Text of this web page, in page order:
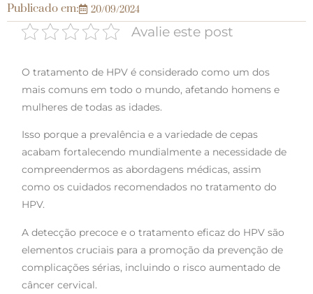
Publicado em: 20/09/2024
Avalie este post
O tratamento de HPV é considerado como um dos
mais comuns em todo o mundo, afetando homens e
mulheres de todas as idades.
Isso porque a prevalência e a variedade de cepas
acabam fortalecendo mundialmente a necessidade de
compreendermos as abordagens médicas, assim
como os cuidados recomendados no tratamento do
HPV.
A detecção precoce e o tratamento eficaz do HPV são
elementos cruciais para a promoção da prevenção de
complicações sérias, incluindo o risco aumentado de
câncer cervical.